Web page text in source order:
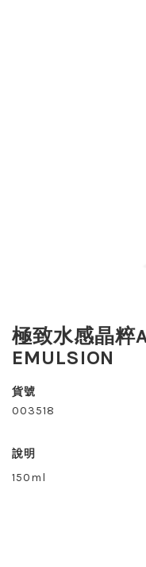
極致水感晶粹
EMULSION
貨號
003518
說明
150ml